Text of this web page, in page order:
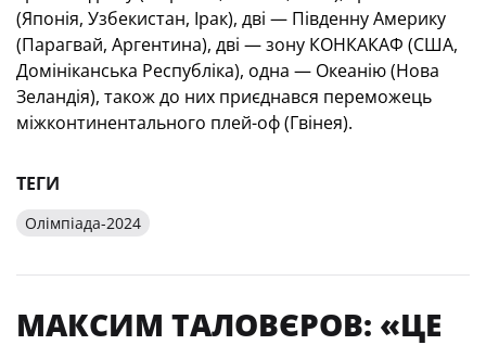
(Японія, Узбекистан, Ірак), дві — Південну Америку
(Парагвай, Аргентина), дві — зону КОНКАКАФ (США,
Домініканська Республіка), одна — Океанію (Нова
Зеландія), також до них приєднався переможець
міжконтинентального плей-оф (Гвінея).
ТЕГИ
Олімпіада-2024
МАКСИМ ТАЛОВЄРОВ: «ЦЕ